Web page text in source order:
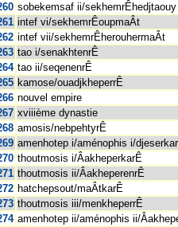
sobekemsaf ii/sekhemrÊhedjtaouy
intef vi/sekhemrÊoupmaÂt
intef vii/sekhemrÊherouhermaÂt
tao i/senakhtenrÊ
tao ii/seqenenrÊ
kamose/ouadjkheperrÊ
nouvel empire
xviiième dynastie
amosis/nebpehtyrÊ
amenhotep i/aménophis i/
thoutmosis i/ÂakheperkarÊ
thoutmosis ii/ÂakheperenrÊ
hatchepsout/maÂtkarÊ
thoutmosis iii/menkheperrÊ
amenhotep ii/aménophis ii/